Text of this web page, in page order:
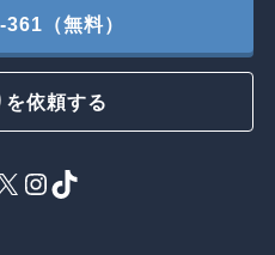
（無料）
を依頼する
Instagram
TikTok